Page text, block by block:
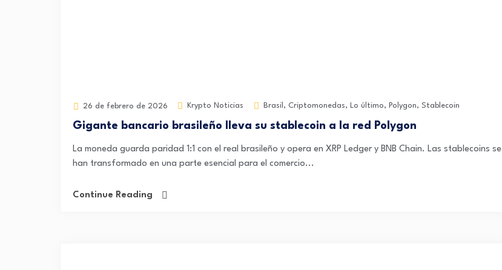
26 de febrero de 2026 Krypto Noticias Brasil , Criptomonedas, Lo último, Polygon, Stablecoin
Gigante bancario brasileño lleva su stablecoin a la red Polygon
La moneda guarda paridad 1:1 con el real brasileño y opera en XRP Ledger y BNB Chain. Las stablecoins se
han transformado en una parte esencial para el comercio...
Continue Reading